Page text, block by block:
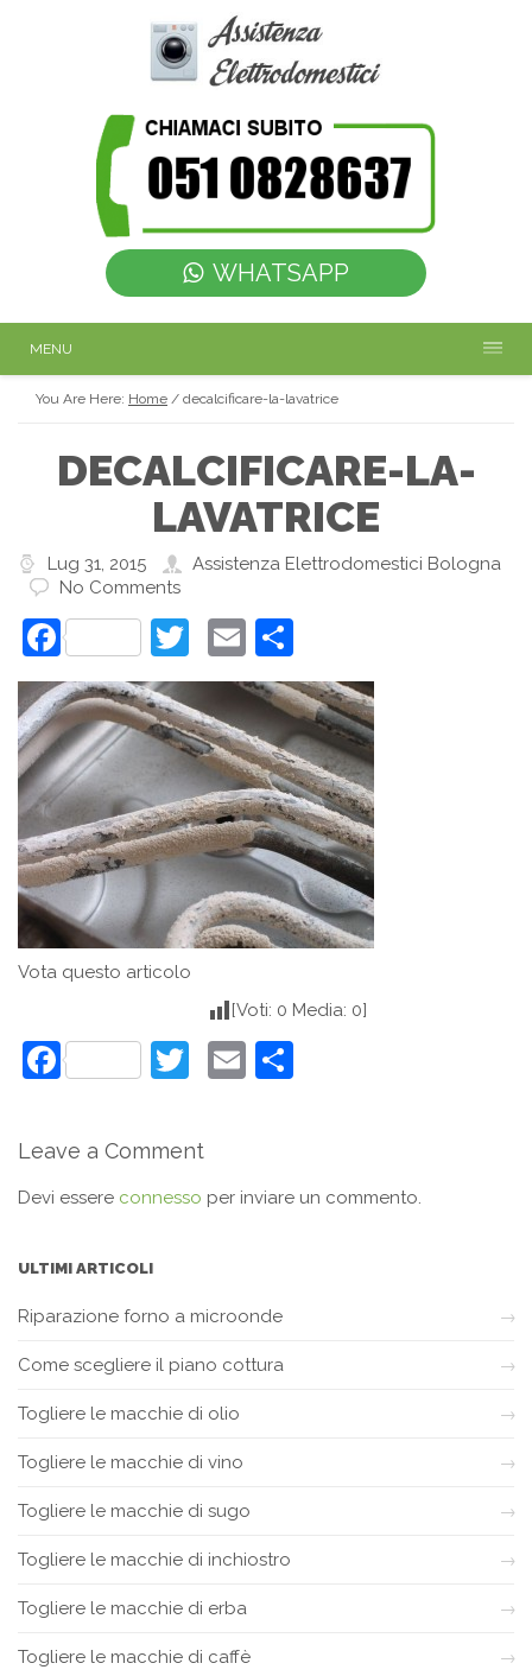
WHATSAPP
MENU
You Are Here: Home / decalcificare-la-lavatrice
DECALCIFICARE-LA-
LAVATRICE
Lug 31, 2015
Assistenza Elettrodomestici Bologna
No Comments
FacebookTwitter
Email
Vota questo articolo
[Voti: 0 Media: 0]
FacebookTwitter
Email
Leave a Comment
Devi essere connesso per inviare un commento.
ULTIMI ARTICOLI
Riparazione forno a microonde
Come scegliere il piano cottura
Togliere le macchie di olio
Togliere le macchie di vino
Togliere le macchie di sugo
Togliere le macchie di inchiostro
Togliere le macchie di erba
Togliere le macchie di caffè